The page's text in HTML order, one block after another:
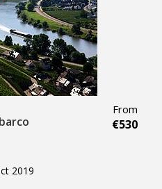
From
€530
2019